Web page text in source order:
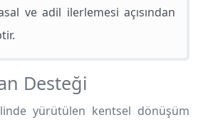
ve adil ilerlemesi açısından
Desteği
yürütülen kentsel dönüşüm